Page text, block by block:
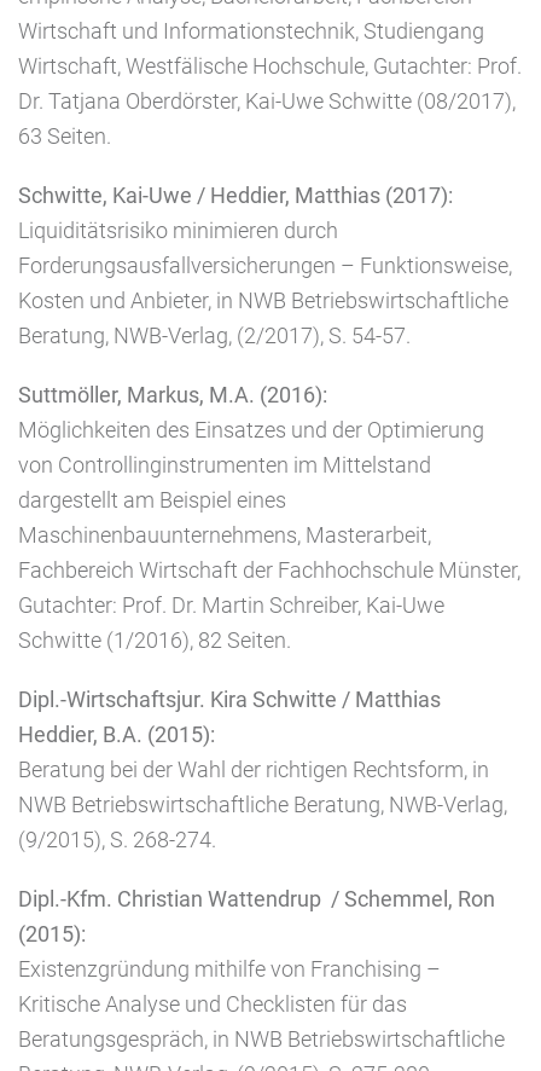
Wirtschaft und Informationstechnik, Studiengang
Wirtschaft, Westfälische Hochschule, Gutachter: Prof.
Dr. Tatjana Oberdörster, Kai-Uwe Schwitte (08/2017),
63 Seiten.
Schwitte, Kai-Uwe / Heddier, Matthias (2017):
Liquiditätsrisiko minimieren durch
Forderungsausfallversicherungen – Funktionsweise,
Kosten und Anbieter, in NWB Betriebswirtschaftliche
Beratung, NWB-Verlag, (2/2017), S. 54-57.
Suttmöller, Markus, M.A. (2016):
Möglichkeiten des Einsatzes und der Optimierung
von Controllinginstrumenten im Mittelstand
dargestellt am Beispiel eines
Maschinenbauunternehmens, Masterarbeit,
Fachbereich Wirtschaft der Fachhochschule Münster,
Gutachter: Prof. Dr. Martin Schreiber, Kai-Uwe
Schwitte (1/2016), 82 Seiten.
Dipl.-Wirtschaftsjur. Kira Schwitte / Matthias
Heddier, B.A. (2015):
Beratung bei der Wahl der richtigen Rechtsform, in
NWB Betriebswirtschaftliche Beratung, NWB-Verlag,
(9/2015), S. 268-274.
Dipl.-Kfm. Christian Wattendrup / Schemmel, Ron
(2015):
Existenzgründung mithilfe von Franchising –
Kritische Analyse und Checklisten für das
Beratungsgespräch, in NWB Betriebswirtschaftliche